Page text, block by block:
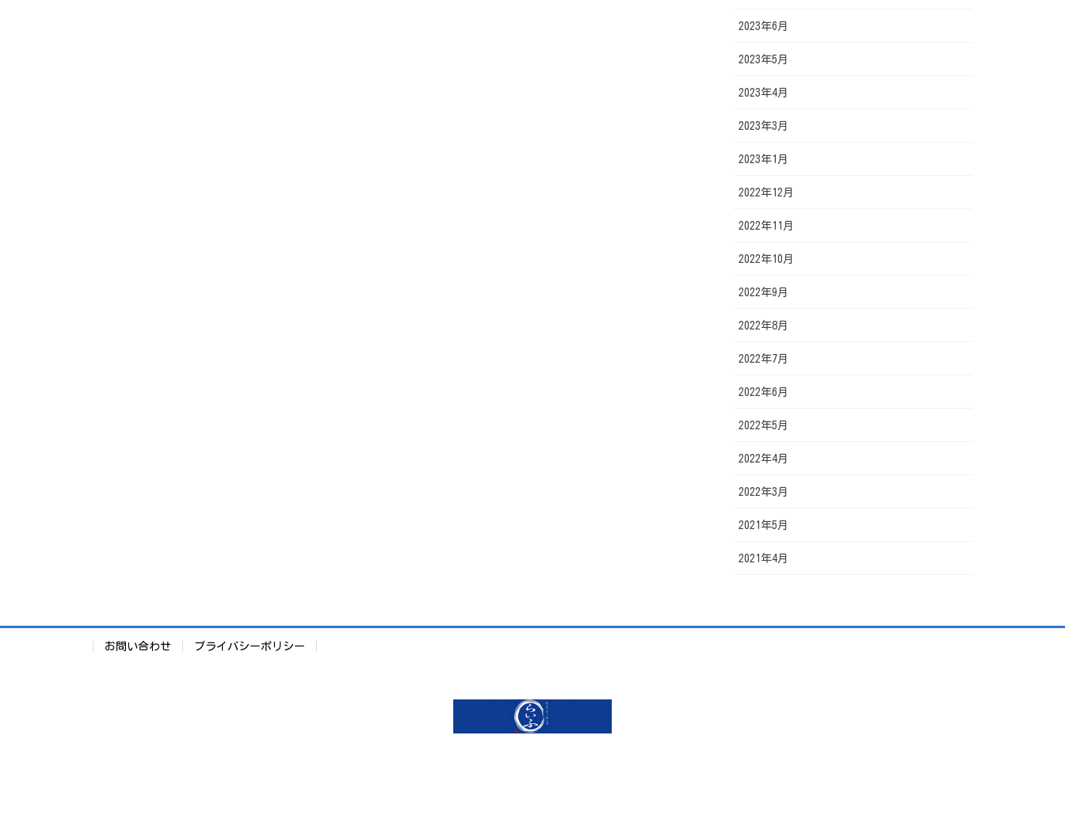
2023年6月
2023年5月
2023年4月
2023年3月
2023年1月
2022年12月
2022年11月
2022年10月
2022年9月
2022年8月
2022年7月
2022年6月
2022年5月
2022年4月
2022年3月
2021年5月
2021年4月
お問い合わせ プライバシーポリシー